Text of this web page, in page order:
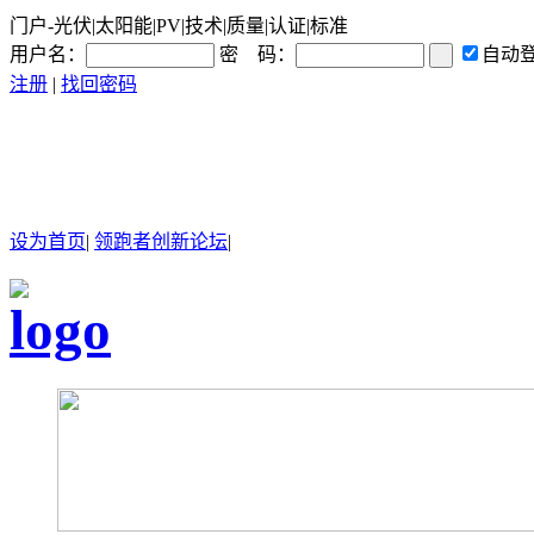
门户-光伏|太阳能|PV|技术|质量|认证|标准
用户名：
密 码：
自动
注册 | 找回密码
设为首页| 领跑者创新论坛|